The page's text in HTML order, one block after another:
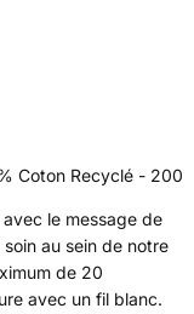
Coton Recyclé - 200
le message de
au sein de notre
de 20
avec un fil blanc.